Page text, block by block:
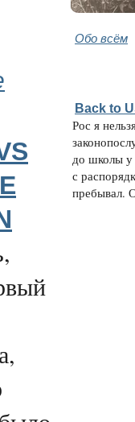
Обо всём
Back to
Рос я
до школы у
с
пребывал.